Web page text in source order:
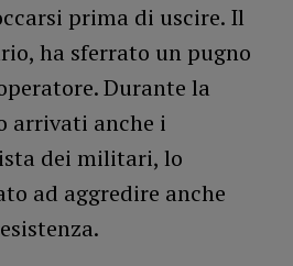
prima di uscire. Il
ha sferrato un pugno
Durante la
arrivati anche i
dei militari, lo
ad aggredire anche